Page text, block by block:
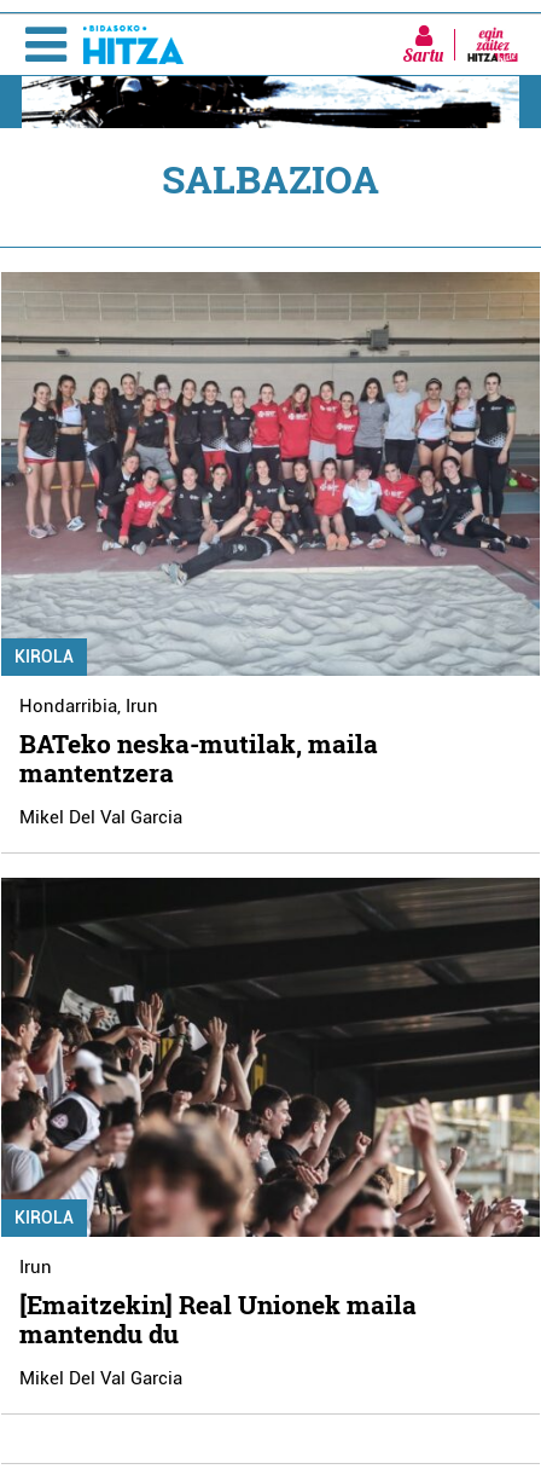
Sartu
SALBAZIOA
KIROLA
Hondarribia, Irun
BATeko neska-mutilak, maila
mantentzera
Mikel Del Val Garcia
KIROLA
Irun
[Emaitzekin] Real Unionek maila
mantendu du
Mikel Del Val Garcia